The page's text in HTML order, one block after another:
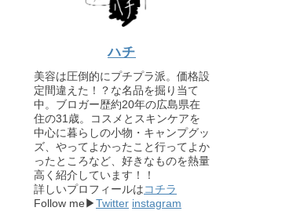
ハチ
美容は圧倒的にプチプラ派。価格設
定間違えた！？な名品を掘り当て
中。ブロガー歴約20年の広島県在
住の31歳。コスメとスキンケアを
中心に暮らしの小物・キャンプグッ
ズ、やってよかったこと行ってよか
ったところなど、好きなものを熱量
高く紹介しています！！
詳しいプロフィールはコチラ
Follow me▶Twitter instagram